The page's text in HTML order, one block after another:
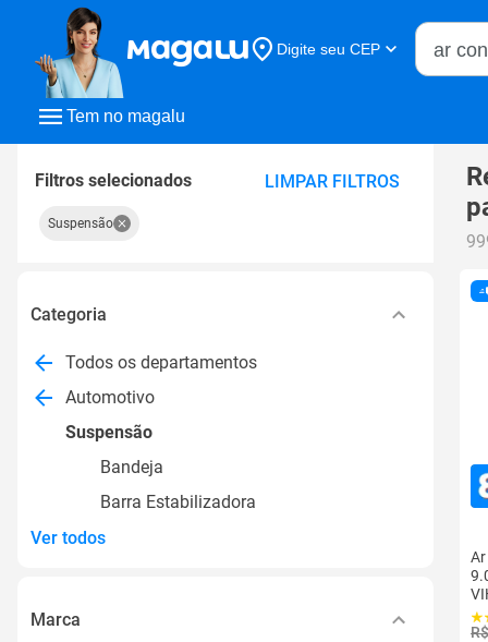
Tem no magalu
Digite seu CEP
Buscar
Filtros selecionados LIMPAR FILTROS
Suspensão
Categoria
Todos os departamentos
Automotivo
Suspensão
Bandeja
Barra Estabilizadora
Ver todos
Marca